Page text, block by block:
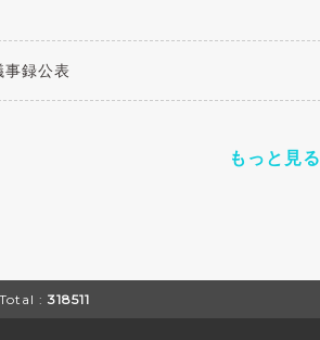
録公表
もっと見る
: 318511